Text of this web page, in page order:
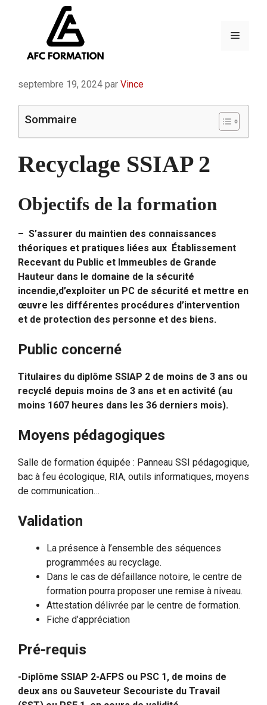
Menu
septembre 19, 2024 par Vince
Sommaire
Recyclage SSIAP 2
Objectifs de la formation
– S’assurer du maintien des connaissances
théoriques et pratiques liées aux Établissement
Recevant du Public et Immeubles de Grande
Hauteur dans le domaine de la sécurité
incendie,d’exploiter un PC de sécurité et mettre en
œuvre les différentes procédures d’intervention
et de protection des personne et des biens.
Public concerné
Titulaires du diplôme SSIAP 2 de moins de 3 ans ou
recyclé depuis moins de 3 ans et en activité (au
moins 1607 heures dans les 36 derniers mois).
Moyens pédagogiques
Salle de formation équipée : Panneau SSI pédagogique,
bac à feu écologique, RIA, outils informatiques, moyens
de communication…
Validation
La présence à l’ensemble des séquences
programmées au recyclage.
Dans le cas de défaillance notoire, le centre de
formation pourra proposer une remise à niveau.
Attestation délivrée par le centre de formation.
Fiche d’appréciation
Pré-requis
-Diplôme SSIAP 2-AFPS ou PSC 1, de moins de
deux ans ou Sauveteur Secouriste du Travail